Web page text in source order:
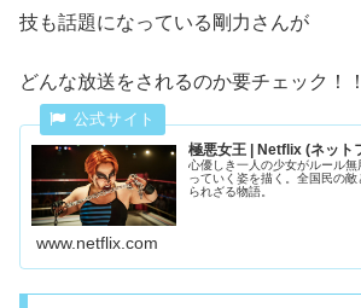
技も話題になっている剛力さんが
どんな放送をされるのか要チェック！！
極悪女王 | Netflix ( ネ ッ ト
心優しき一人の少女がルール
っていく姿を描く。全国民の
られざる物語。
www.netflix.com